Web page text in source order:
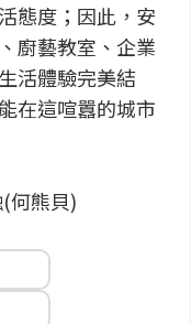
態度；因此，安
廚藝教室、企業
活體驗完美結
在這喧囂的城市
何熊貝)